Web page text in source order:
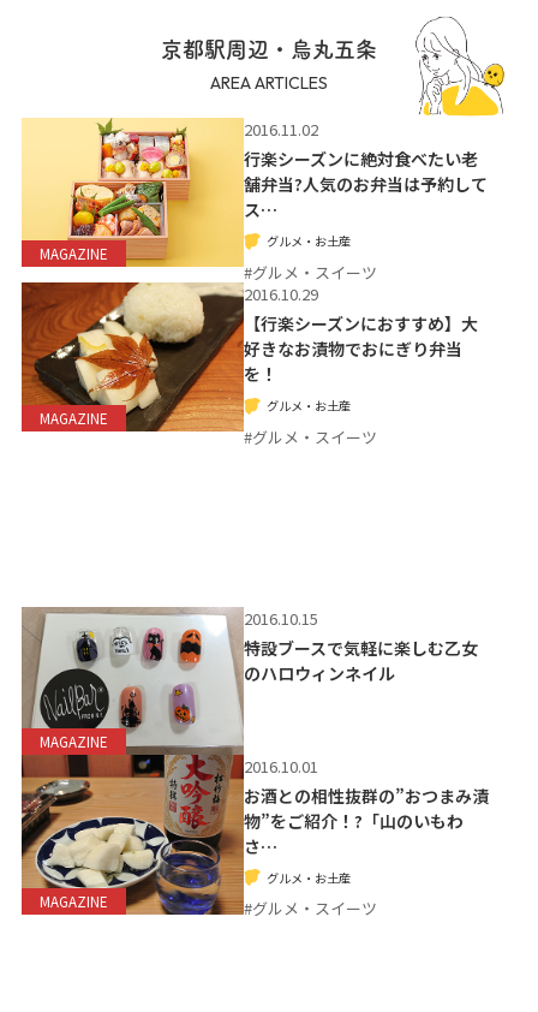
京都駅周辺・烏丸五条
AREA ARTICLES
MAGAZINE
2016.11.02
行楽シーズンに絶対食べたい老
舗弁当?人気のお弁当は予約して
ス…
グルメ・お土産
#グルメ・スイーツ
MAGAZINE
2016.10.29
【行楽シーズンにおすすめ】大
好きなお漬物でおにぎり弁当
を！
グルメ・お土産
#グルメ・スイーツ
MAGAZINE
2016.10.15
特設ブースで気軽に楽しむ乙女
のハロウィンネイル
MAGAZINE
2016.10.01
お酒との相性抜群の”おつまみ漬
物”をご紹介！?「山のいもわ
さ…
グルメ・お土産
#グルメ・スイーツ